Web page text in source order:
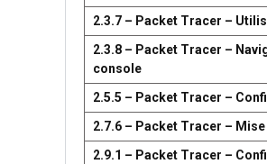
2.3.7 – Packet Tracer –
2.3.8 – Packet Tracer –
console
2.5.5 – Packet Tracer –
2.7.6 – Packet Tracer –
2.9.1 – Packet Tracer –